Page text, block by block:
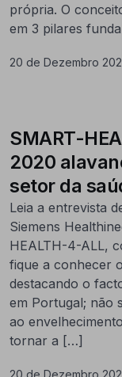
própria. O
em 3 pilares
20 de Dezembro
SMART-
2020
setor da
Leia a entrevista
Siemens
HEALTH-4-ALL,
fique a conhecer
destacando o
em Portugal; não
ao
tornar a […]